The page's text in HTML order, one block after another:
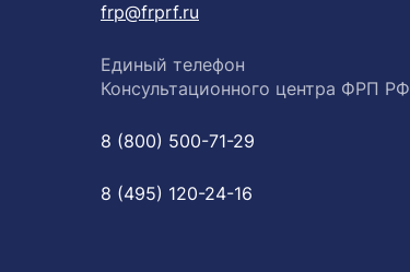
frp@frprf.ru
Единый телефон
Консультационного центра ФРП РФ
8 (800) 500-71-29
8 (495) 120-24-16